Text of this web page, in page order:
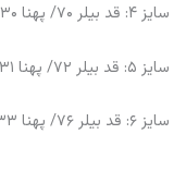
سایز ۴: قد بیلر ۷۰/ پهنا ۳۰
سایز ۵: قد بیلر ۷۲/ پهنا ۳۱
سایز ۶: قد بیلر ۷۶/ پهنا ۳۳